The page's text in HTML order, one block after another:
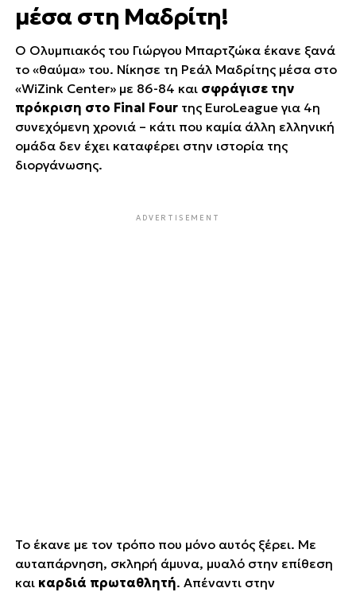
μέσα στη Μαδρίτη!
Ο Ολυμπιακός του Γιώργου Μπαρτζώκα έκανε ξανά
το «θαύμα» του. Νίκησε τη Ρεάλ Μαδρίτης μέσα στο
«WiZink Center» με 86-84 και σφράγισε την
πρόκριση στο Final Fourτης EuroLeague για 4η
συνεχόμενη χρονιά – κάτι που καμία άλλη ελληνική
ομάδα δεν έχει καταφέρει στην ιστορία της
διοργάνωσης.
ADVERTISEMENT
Το έκανε με τον τρόπο που μόνο αυτός ξέρει. Με
αυταπάρνηση, σκληρή άμυνα, μυαλό στην επίθεση
και καρδιά πρωταθλητή. Απέναντι στην